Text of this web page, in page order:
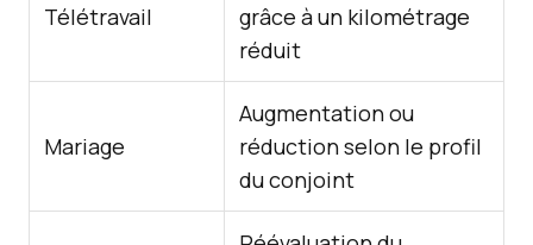
Télétravail
grâce à un kilométrage
réduit
Mariage
Augmentation ou
réduction selon le profil
du conjoint